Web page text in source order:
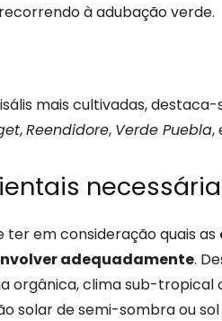
à adubação verde.
mais cultivadas, destaca-
,Reendidore, Verde Puebla,
ter em consideração quais as
adequadamente.
orgânica, clima sub-
solar de semi-sombra ou